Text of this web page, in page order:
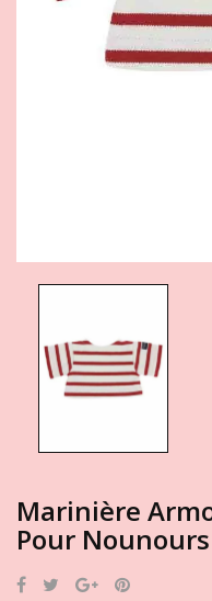
Marinière
Pour
PartagerTweet Google+